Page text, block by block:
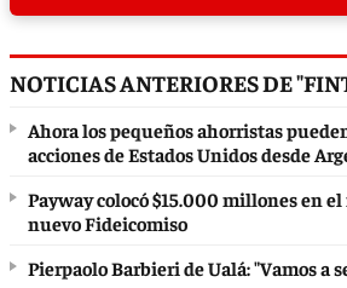
NOTICIAS ANTERIORES DE
Ahora los pequeños ahorristas
acciones de Estados Unidos desde
Payway colocó $15.000 millones en el
nuevo Fideicomiso
Pierpaolo Barbieri de Ualá: "Vamos a